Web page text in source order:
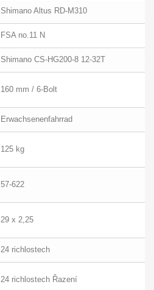
Shimano Altus RD-M310
FSA no.11 N
Shimano CS-HG200-8 12-32T
160 mm / 6-Bolt
Erwachsenenfahrrad
125 kg
57-622
29 x 2,25
24 richlostech
24 richlostech Řazení